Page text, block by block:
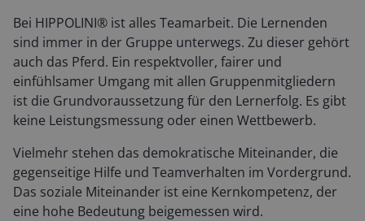
Bei HIPPOLINI® ist alles Teamarbeit. Die Lernenden
sind immer in der Gruppe unterwegs. Zu dieser gehört
auch das Pferd. Ein respektvoller, fairer und
einfühlsamer Umgang mit allen Gruppenmitgliedern
ist die Grundvoraussetzung für den Lernerfolg. Es gibt
keine Leistungsmessung oder einen Wettbewerb.
Vielmehr stehen das demokratische Miteinander, die
gegenseitige Hilfe und Teamverhalten im Vordergrund.
Das soziale Miteinander ist eine Kernkompetenz, der
eine hohe Bedeutung beigemessen wird.